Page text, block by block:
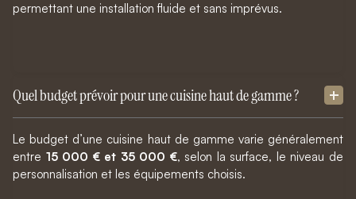
permettant une installation fluide et sans imprévus.
Quel budget prévoir pour une cuisine haut de gamme ?
Le budget d’une cuisine haut de gamme varie généralement
entre 15 000 € et 35 000 €, selon la surface, le niveau de
personnalisation et les équipements choisis.